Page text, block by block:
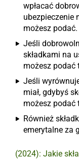
wpłacać
ubezpieczenie
możesz podać.
Jeśli
składkami na
możesz podać
Jeśli
miał, gdybyś
możesz podać
Również
emerytalne za
(2024): Jakie